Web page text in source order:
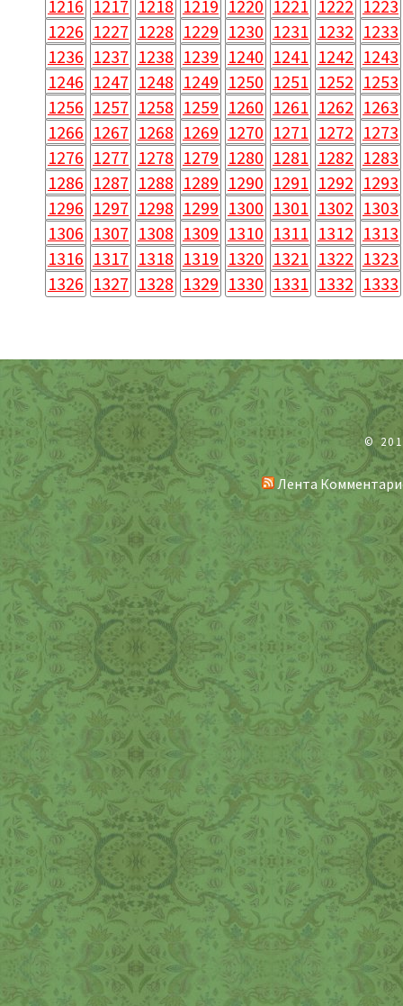
1216 1217 1218 1219 1220 1221 1222 1223
1226 1227 1228 1229 1230 1231 1232 1233
1236 1237 1238 1239 1240 1241 1242 1243
1246 1247 1248 1249 1250 1251 1252 1253
1256 1257 1258 1259 1260 1261 1262 1263
1266 1267 1268 1269 1270 1271 1272 1273
1276 1277 1278 1279 1280 1281 1282 1283
1286 1287 1288 1289 1290 1291 1292 1293
1296 1297 1298 1299 1300 1301 1302 1303
1306 1307 1308 1309 1310 1311 1312 1313
1316 1317 1318 1319 1320 1321 1322 1323
1326 1327 1328 1329 1330 1331 1332 1333
©
Лента